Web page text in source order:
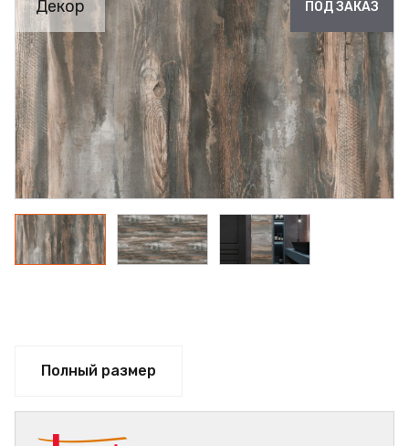
Декор ПОД ЗАКАЗ
Полный размер